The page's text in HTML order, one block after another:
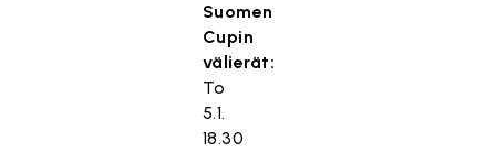
Suomen
Cupin
välierät:
To
5.1.
18.30